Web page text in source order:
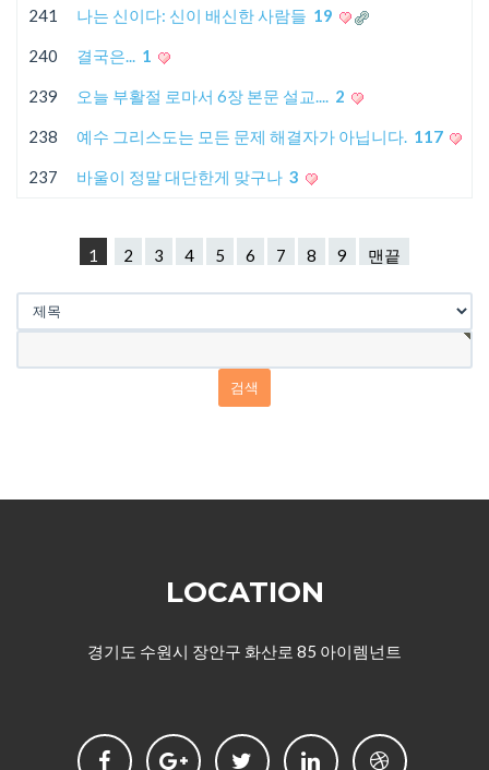
241 나는 신이다: 신이 배신한 사람들 19
240 결국은... 1
239 오늘 부활절 로마서 6장 본문 설교.... 2
238 예수 그리스도는 모든 문제 해결자가 아닙니다. 117
237 바울이 정말 대단한게 맞구나 3
1 2 3 4 5 6 7 8 9 맨끝
LOCATION
경기도 수원시 장안구 화산로 85 아이렘넌트